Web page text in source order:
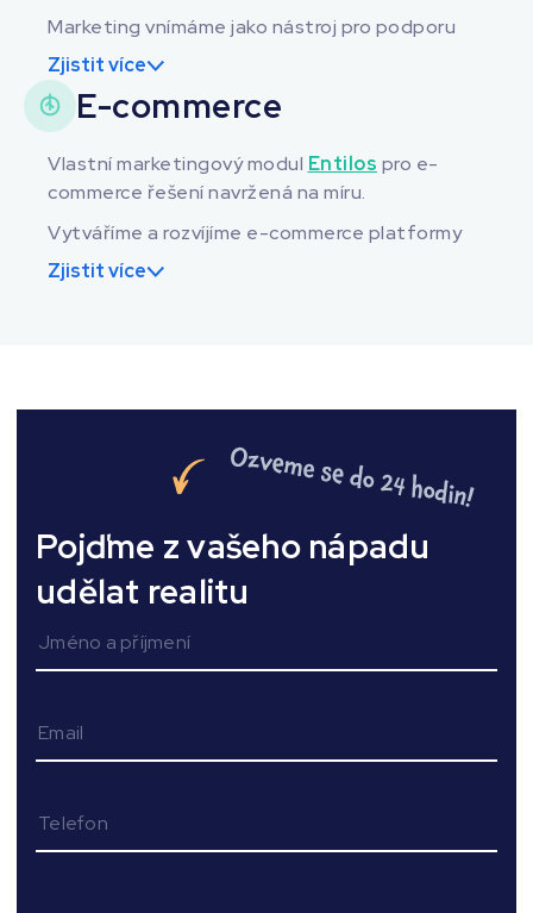
Marketing vnímáme jako nástroj pro podporu
byznysu. Pracujeme s daty, obsahem i výkonem
tak, aby aktivity dávaly smysl a přinášely
měřitelné výsledky.
Zjistit více
E-commerce
Vlastní marketingový modul Entilos pro e-
commerce řešení navržená na míru.
Vytváříme a rozvíjíme e-commerce platformy
s vlastním marketingovým modulem. Zaměřujeme
Zjistit více
Pojďme z vašeho nápadu
udělat realitu